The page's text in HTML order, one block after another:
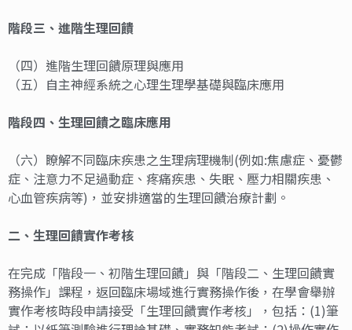
階段三、 進階生理回饋
（四）進階生理回饋原理與應用
（五）自主神經系統之心理生理學基礎與臨床應用
階段四 、 生理回饋之臨床應用
（六）瞭解不同臨床疾患之生理病理機制(例如:焦慮症、憂鬱
症、注意力不足過動症、疼痛疾患、失眠、壓力相關疾患、
心血管疾病等)，並安排適當的生理回饋治療計劃。
二 、 生理回饋實作考核
在完成「階段一、初階生理回饋」與「階段二、生理回饋實
務操作」課程，返回臨床場域進行實務操作後，在學會舉辦
實作考核時段申請接受「生理回饋實作考核」，包括：(1)筆